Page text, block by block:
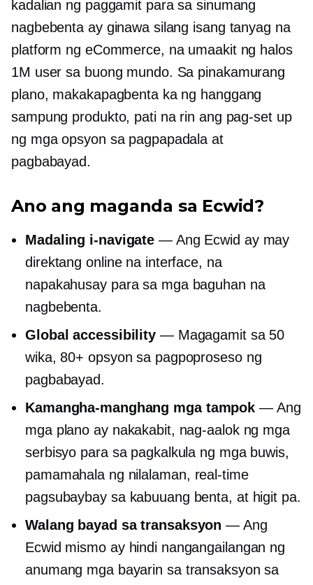
kadalian ng paggamit para sa sinumang
nagbebenta ay ginawa silang isang tanyag na
platform ng eCommerce, na umaakit ng halos
1M user sa buong mundo. Sa pinakamurang
plano, makakapagbenta ka ng hanggang
sampung produkto, pati na rin ang pag-set up
ng mga opsyon sa pagpapadala at
pagbabayad.
Ano ang maganda sa Ecwid?
Madaling i-navigate — Ang Ecwid ay may
direktang online na interface, na
napakahusay para sa mga baguhan na
nagbebenta.
Global accessibility — Magagamit sa 50
wika, 80+ opsyon sa pagpoproseso ng
pagbabayad.
Kamangha-manghang mga tampok — Ang
mga plano ay nakakabit, nag-aalok ng mga
serbisyo para sa pagkalkula ng mga buwis,
pamamahala ng nilalaman, real-time
pagsubaybay sa kabuuang benta, at higit pa.
Walang bayad sa transaksyon — Ang
Ecwid mismo ay hindi nangangailangan ng
anumang mga bayarin sa transaksyon sa